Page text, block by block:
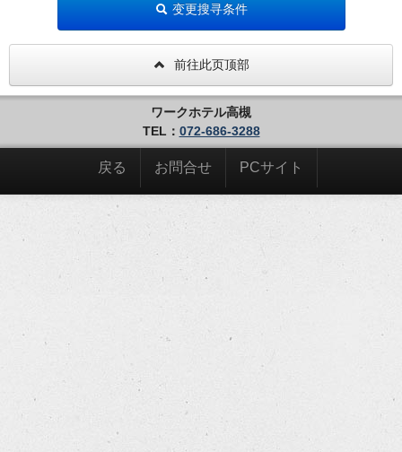
变更搜寻条件
前往此页顶部
ワークホテル高槻
TEL： 072-686-3288
戻る お問合せ PCサイト